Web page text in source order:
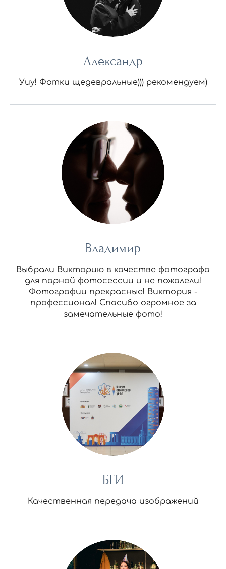
Александр
Уиу! Фотки щедевральные))) рекомендуем)
Владимир
Выбрали Викторию в качестве фотографа
для парной фотосессии и не пожалели!
Фотографии прекрасные! Виктория -
профессионал! Спасибо огромное за
замечательные фото!
БГИ
Качественная передача изображений